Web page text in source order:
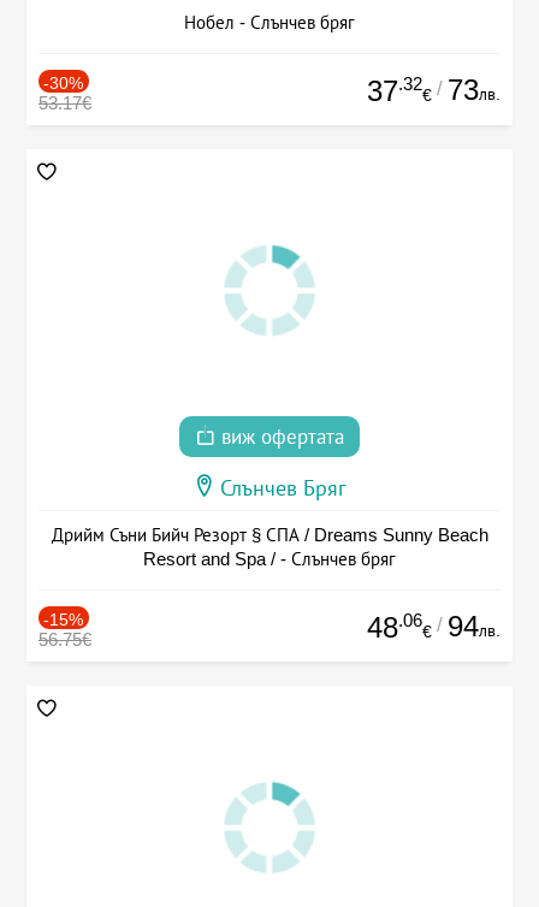
Нобел - Слънчев бряг
-30%
53.17€ 37.32
€ / 73лв.
виж офертата
Слънчев Бряг
Дрийм Съни Бийч Резорт § СПА / Dreams Sunny Beach
Resort and Spa / - Слънчев бряг
-15%
56.75€ 48.06
€ / 94лв.